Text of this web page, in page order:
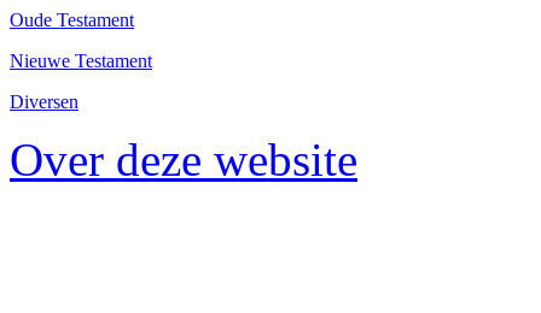
Oude Testament
Nieuwe Testament
Diversen
Over deze website